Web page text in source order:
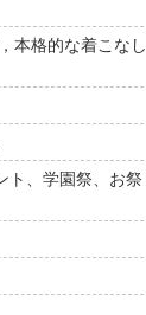
本格的な着こなし
ト、学園祭、お祭